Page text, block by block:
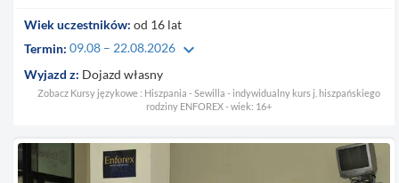
Wiek uczestników: od 16 lat
Termin: 09.08 – 22.08.2026 keyboard_arrow_down
Wyjazd z: Dojazd własny
Zobacz Kursy językowe : Hiszpania - Sewilla - indywidualny kurs j. hiszpańskiego
rodziny ENFOREX - wiek: 16+